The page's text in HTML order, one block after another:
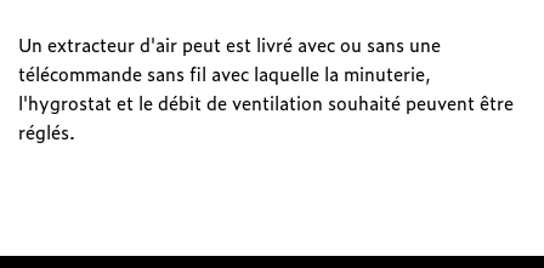
Un extracteur d'air peut est livré avec ou sans une
télécommande sans fil avec laquelle la minuterie,
l'hygrostat et le débit de ventilation souhaité peuvent être
réglés.